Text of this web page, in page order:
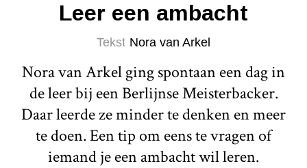
Leer een ambacht
Tekst Nora van Arkel
Nora van Arkel ging spontaan een dag in
de leer bij een Berlijnse Meisterbacker.
Daar leerde ze minder te denken en meer
te doen. Een tip om eens te vragen of
iemand je een ambacht wil leren.